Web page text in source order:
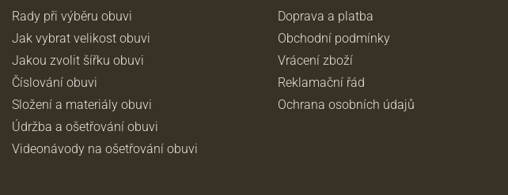
Rady při výběru obuvi
Jak vybrat velikost obuvi
Jakou zvolit šířku obuvi
Číslování obuvi
Složení a materiály obuvi
Údržba a ošetřování obuvi
Videonávody na ošetřování obuvi
Doprava a platba
Obchodní podmínky
Vrácení zboží
Reklamační řád
Ochrana osobních údajů